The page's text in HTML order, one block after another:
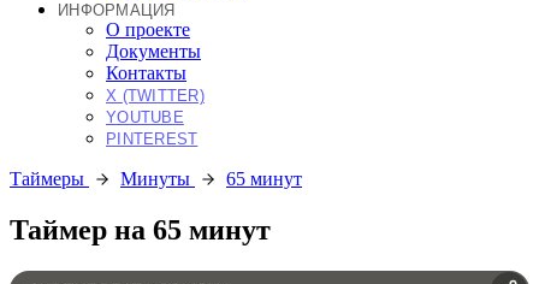
ИНФОРМАЦИЯ
О проекте
Документы
Контакты
X (TWITTER)
YOUTUBE
PINTEREST
Таймеры Минуты 65 минут
Таймер на 65 минут